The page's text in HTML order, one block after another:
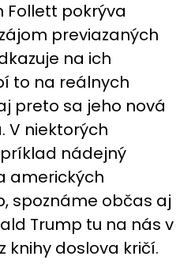
Follett pokrýva
previazaných
na ich
to na reálnych
preto sa jeho nová
V niektorých
nádejný
amerických
spoznáme občas aj
Trump tu na nás v
knihy doslova kričí.